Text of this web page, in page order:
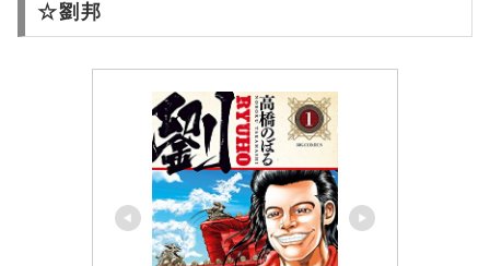
☆劉邦